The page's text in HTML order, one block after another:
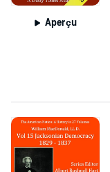
Aperçu